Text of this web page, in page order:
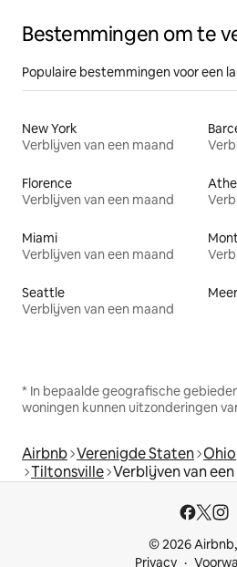
Bestemmingen om te
Populaire bestemmingen voor een
New York
Verblijven van een maand
Florence
Verblijven van een maand
Miami
Verblijven van een maand
Seattle
Verblijven van een maand
* In bepaalde geografische
woningen kunnen uitzonderingen
Airbnb Verenigde Staten Ohio
Tiltonsville Verblijven van
© 2026
Privacy